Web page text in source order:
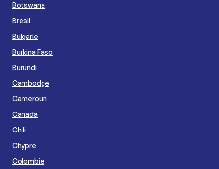
Botswana
Brésil
Bulgarie
Burkina Faso
Burundi
Cambodge
Cameroun
Canada
Chili
Chypre
Colombie